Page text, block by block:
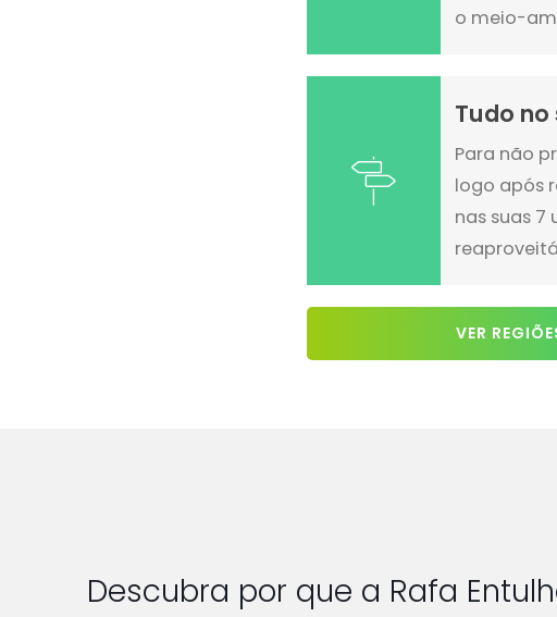
o meio-
Tudo
Para não
logo após
nas suas 7
VER
Descubra por que a Rafa